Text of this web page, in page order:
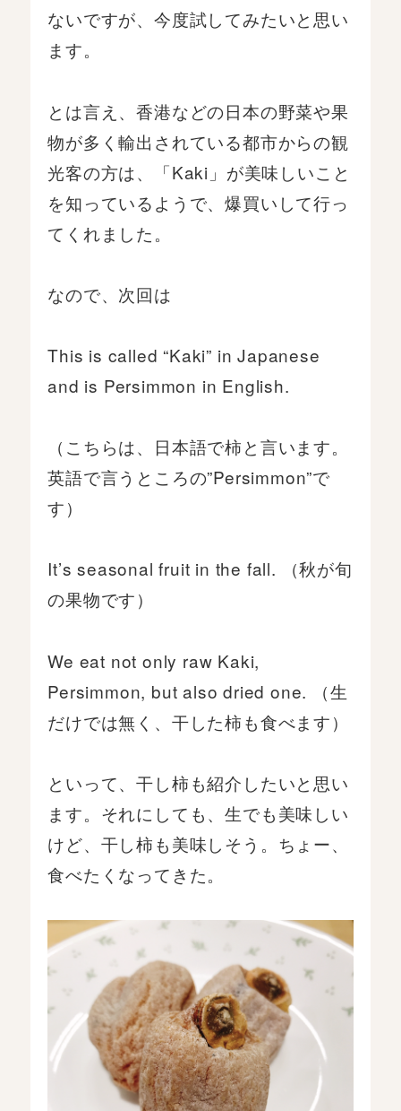
ないですが、今度試してみたいと思い
ます。
とは言え、香港などの日本の野菜や果
物が多く輸出されている都市からの観
光客の方は、「Kaki」が美味しいこと
を知っているようで、爆買いして行っ
てくれました。
なので、次回は
This is called “Kaki” in Japanese
and is Persimmon in English.
（こちらは、日本語で柿と言います。
英語で言うところの”Persimmon”で
す）
It’s seasonal fruit in the fall. （秋が旬
の果物です）
We eat not only raw Kaki,
Persimmon, but also dried one. （生
だけでは無く、干した柿も食べます）
といって、干し柿も紹介したいと思い
ます。それにしても、生でも美味しい
けど、干し柿も美味しそう。ちょー、
食べたくなってきた。